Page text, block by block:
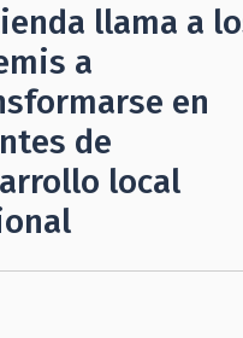
llama a
a
en
de
local